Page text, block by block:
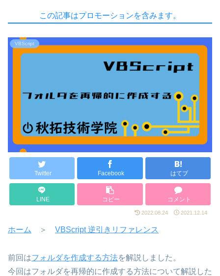
この記事はプロモーションを含みます。
VBScript
Twitter Facebook はてブ
LINE コピー コメント
2022.08.24 2021.12.14
ホーム ＞ VBScript 逆引きリファレンス
前回はフォルダを作成する方法を解説しました。
今回はフォルダを再帰的に作成する方法について解説した